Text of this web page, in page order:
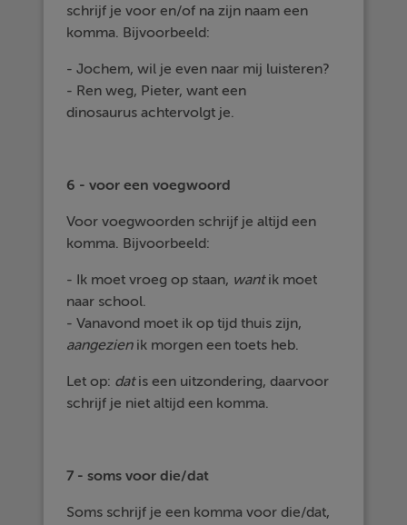
schrijf je voor en/of na zijn naam een
komma. Bijvoorbeeld:
- Jochem, wil je even naar mij luisteren?
- Ren weg, Pieter, want een
dinosaurus achtervolgt je.
6 - voor een voegwoord
Voor voegwoorden schrijf je altijd een
komma. Bijvoorbeeld:
- Ik moet vroeg op staan, wantik moet
naar school.
- Vanavond moet ik op tijd thuis zijn,
aangezienik morgen een toets heb.
Let op: datis een uitzondering, daarvoor
schrijf je niet altijd een komma.
7 - soms voor die/dat
Soms schrijf je een komma voor die/dat,